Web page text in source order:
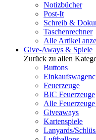
Notizbücher
Post-It
Schreib &
Taschenrechner
Alle Artikel
Give-Aways & Spiele
Zurück zu allen
Buttons
Feuerzeuge
BIC Feuerzeuge
Alle
Giveaways
Kartenspiele
Lanyards/